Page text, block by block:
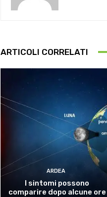
ARTICOLI CORRELATI
ARDEA
I sintomi possono
comparire dopo alcune ore